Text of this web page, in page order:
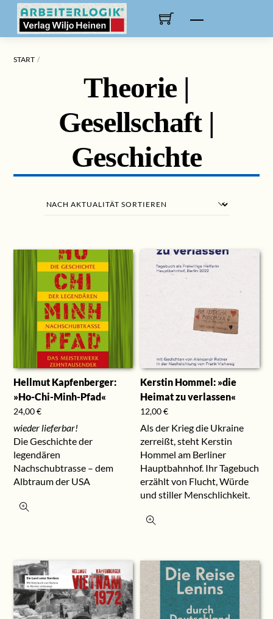
content
START
Theorie |
Gesellschaft |
Geschichte
Hellmut Kapfenberger:
»Ho-Chi-Minh-Pfad«
24,00€
wieder lieferbar!
Die Geschichte der
legendären
Nachschubtrasse – dem
Albtraum der USA
Kerstin Hommel: »die
Heimat zu verlassen«
12,00€
Als der Krieg die Ukraine
zerreißt, steht Kerstin
Hommel am Berliner
Hauptbahnhof. Ihr Tagebuch
erzählt von Flucht, Würde
und stiller Menschlichkeit.